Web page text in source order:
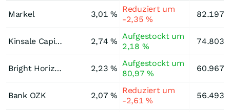
Markel 3,01 %
Reduziert um
-2,35 %
Kinsale Capital Group 2,74 %
Aufgestockt um
2,18 %
Bright Horizons Family Solutions 2,23 %
Aufgestockt um
80,97 %
Bank OZK 2,07 %
Reduziert um
-2,61 %